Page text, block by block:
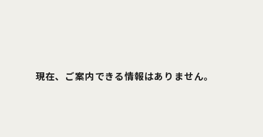
現在、ご案内できる情報はありません。